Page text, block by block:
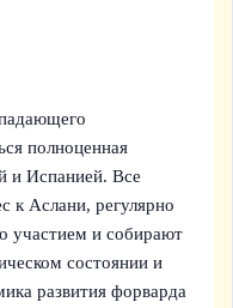
полноценная
и Испанией. Все
к Аслани, регулярно
участием и собирают
состоянии и
развития форварда